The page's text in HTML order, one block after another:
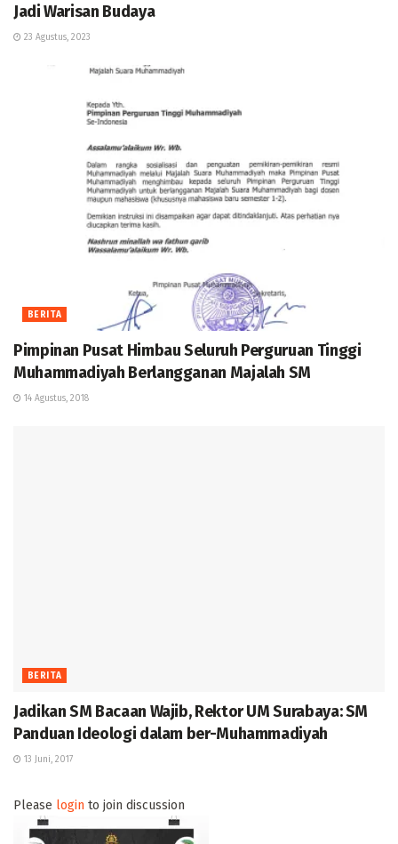
Jadi Warisan Budaya
23 Agustus, 2023
BERITA
Pimpinan Pusat Himbau Seluruh Perguruan Tinggi
Muhammadiyah Berlangganan Majalah SM
14 Agustus, 2018
BERITA
Jadikan SM Bacaan Wajib, Rektor UM Surabaya: SM
Panduan Ideologi dalam ber-Muhammadiyah
13 Juni, 2017
Please login to join discussion